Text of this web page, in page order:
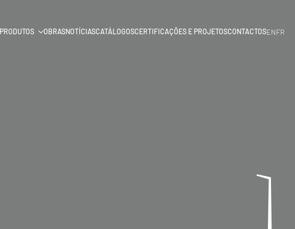
PRODUTOS OBRASNOTÍCIASCATÁLOGOSCERTIFICAÇÕES E PROJETOSCONTACTOSENFR